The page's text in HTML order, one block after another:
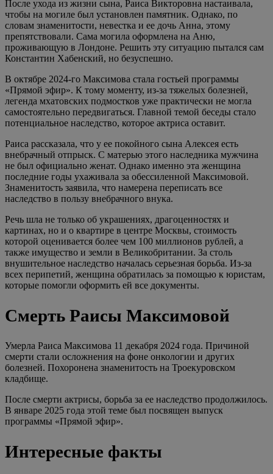
После ухода из жизни сына, Раиса Викторовна настаивала,
чтобы на могиле был установлен памятник. Однако, по
словам знаменитости, невестка и ее дочь Анна, этому
препятствовали. Сама могила оформлена на Аню,
проживающую в Лондоне. Решить эту ситуацию пытался сам
Константин Хабенский, но безуспешно.
В октябре 2024-го Максимова стала гостьей программы
«Прямой эфир». К тому моменту, из-за тяжелых болезней,
легенда мхатовских подмостков уже практически не могла
самостоятельно передвигаться. Главной темой беседы стало
потенциальное наследство, которое актриса оставит.
Раиса рассказала, что у ее покойного сына Алексея есть
внебрачный отпрыск. С матерью этого наследника мужчина
не был официально женат. Однако именно эта женщина
последние годы ухаживала за обессиленной Максимовой.
Знаменитость заявила, что намерена переписать все
наследство в пользу внебрачного внука.
Речь шла не только об украшениях, драгоценностях и
картинах, но и о квартире в центре Москвы, стоимость
которой оценивается более чем 100 миллионов рублей, а
также имущество и земли в Великобритании. За столь
внушительное наследство началась серьезная борьба. Из-за
всех перипетий, женщина обратилась за помощью к юристам,
которые помогли оформить ей все документы.
Смерть Раисы Максимовой
Умерла Раиса Максимова 11 декабря 2024 года. Причиной
смерти стали осложнения на фоне онкологии и других
болезней. Похоронена знаменитость на Троекуровском
кладбище.
После смерти актрисы, борьба за ее наследство продолжилось.
В январе 2025 года этой теме был посвящен выпуск
программы «Прямой эфир».
Интересные факты